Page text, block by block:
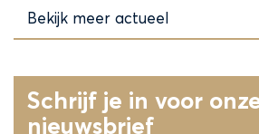
Bekijk meer actueel
Schrijf je in voor
nieuwsbrief